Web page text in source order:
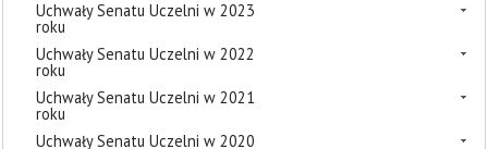
Uchwały Senatu Uczelni w 2023
roku
Uchwały Senatu Uczelni w 2022
roku
Uchwały Senatu Uczelni w 2021
roku
Uchwały Senatu Uczelni w 2020